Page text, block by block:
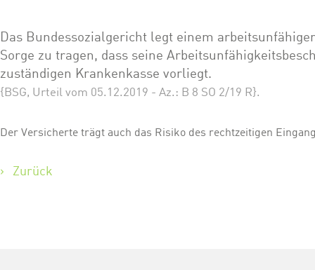
Das Bundessozialgericht legt einem
Sorge zu tragen, dass seine
zuständigen Krankenkasse vorliegt.
{BSG, Urteil vom 05.12.2019 - Az.: B 8 SO 2/19 R}.
Der Versicherte trägt auch das Risiko des rechtzeitigen
Zurück